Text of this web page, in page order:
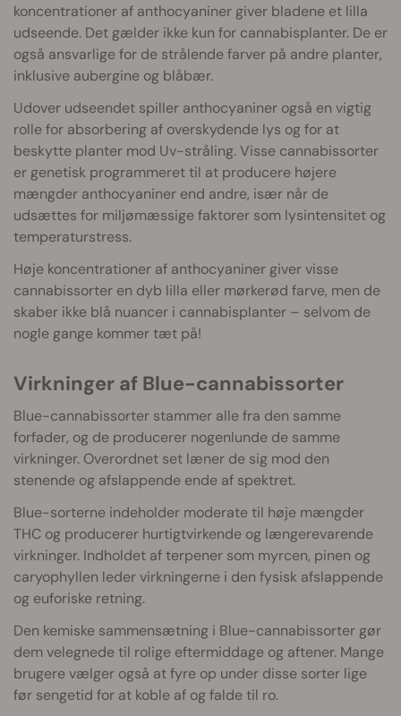
koncentrationer af anthocyaniner giver bladene et lilla
udseende. Det gælder ikke kun for cannabisplanter. De er
også ansvarlige for de strålende farver på andre planter,
inklusive aubergine og blåbær.
Udover udseendet spiller anthocyaniner også en vigtig
rolle for absorbering af overskydende lys og for at
beskytte planter mod Uv-stråling. Visse cannabissorter
er genetisk programmeret til at producere højere
mængder anthocyaniner end andre, især når de
udsættes for miljømæssige faktorer som lysintensitet og
temperaturstress.
Høje koncentrationer af anthocyaniner giver visse
cannabissorter en dyb lilla eller mørkerød farve, men de
skaber ikke blå nuancer i cannabisplanter – selvom de
nogle gange kommer tæt på!
Virkninger af Blue-cannabissorter
Blue-cannabissorter stammer alle fra den samme
forfader, og de producerer nogenlunde de samme
virkninger. Overordnet set læner de sig mod den
stenende og afslappende ende af spektret.
Blue-sorterne indeholder moderate til høje mængder
THC og producerer hurtigtvirkende og længerevarende
virkninger. Indholdet af terpener som myrcen, pinen og
caryophyllen leder virkningerne i den fysisk afslappende
og euforiske retning.
Den kemiske sammensætning i Blue-cannabissorter gør
dem velegnede til rolige eftermiddage og aftener. Mange
brugere vælger også at fyre op under disse sorter lige
før sengetid for at koble af og falde til ro.